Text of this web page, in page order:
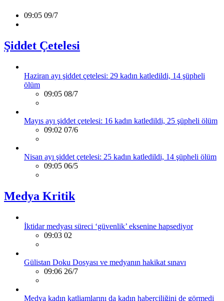
09:05 09/7
Şiddet Çetelesi
Haziran ayı şiddet çetelesi: 29 kadın katledildi, 14 şüpheli
ölüm
09:05 08/7
Mayıs ayı şiddet çetelesi: 16 kadın katledildi, 25 şüpheli ölüm
09:02 07/6
Nisan ayı şiddet çetelesi: 25 kadın katledildi, 14 şüpheli ölüm
09:05 06/5
Medya Kritik
İktidar medyası süreci ‘güvenlik’ eksenine hapsediyor
09:03 02
Gülistan Doku Dosyası ve medyanın hakikat sınavı
09:06 26/7
Medya kadın katliamlarını da kadın haberciliğini de görmedi